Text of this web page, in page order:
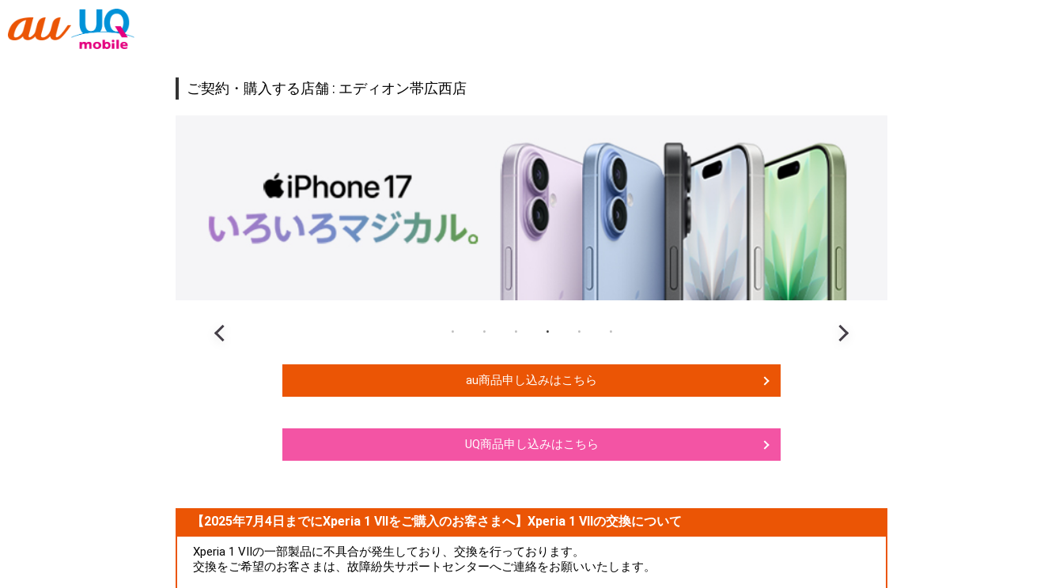
ご契約・購入する店舗 : エディオン帯広西店
au商品申し込みはこちら
UQ商品申し込みはこちら
【2025年7月4日までにXperia 1 VIIをご購入のお客さまへ】Xperia 1 VIIの交換について
Xperia 1 VIIの一部製品に不具合が発生しており、交換を行っております。
交換をご希望のお客さまは、故障紛失サポートセンターへご連絡をお願いいたします。